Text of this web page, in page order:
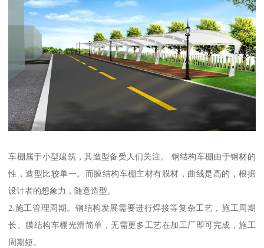
车棚属于小型建筑，其造型备受人们关注。 钢结构车棚由于钢材的
性，造型比较单一。而膜结构车棚主材有膜材，曲线是高的，根据
设计者的想象力，随意造型。
2.施工管理周期。钢结构发展需要进行焊接等复杂工艺，施工周期
长。膜结构车棚光滑简单，无需更多工艺在加工厂即可完成，施工
周期短。